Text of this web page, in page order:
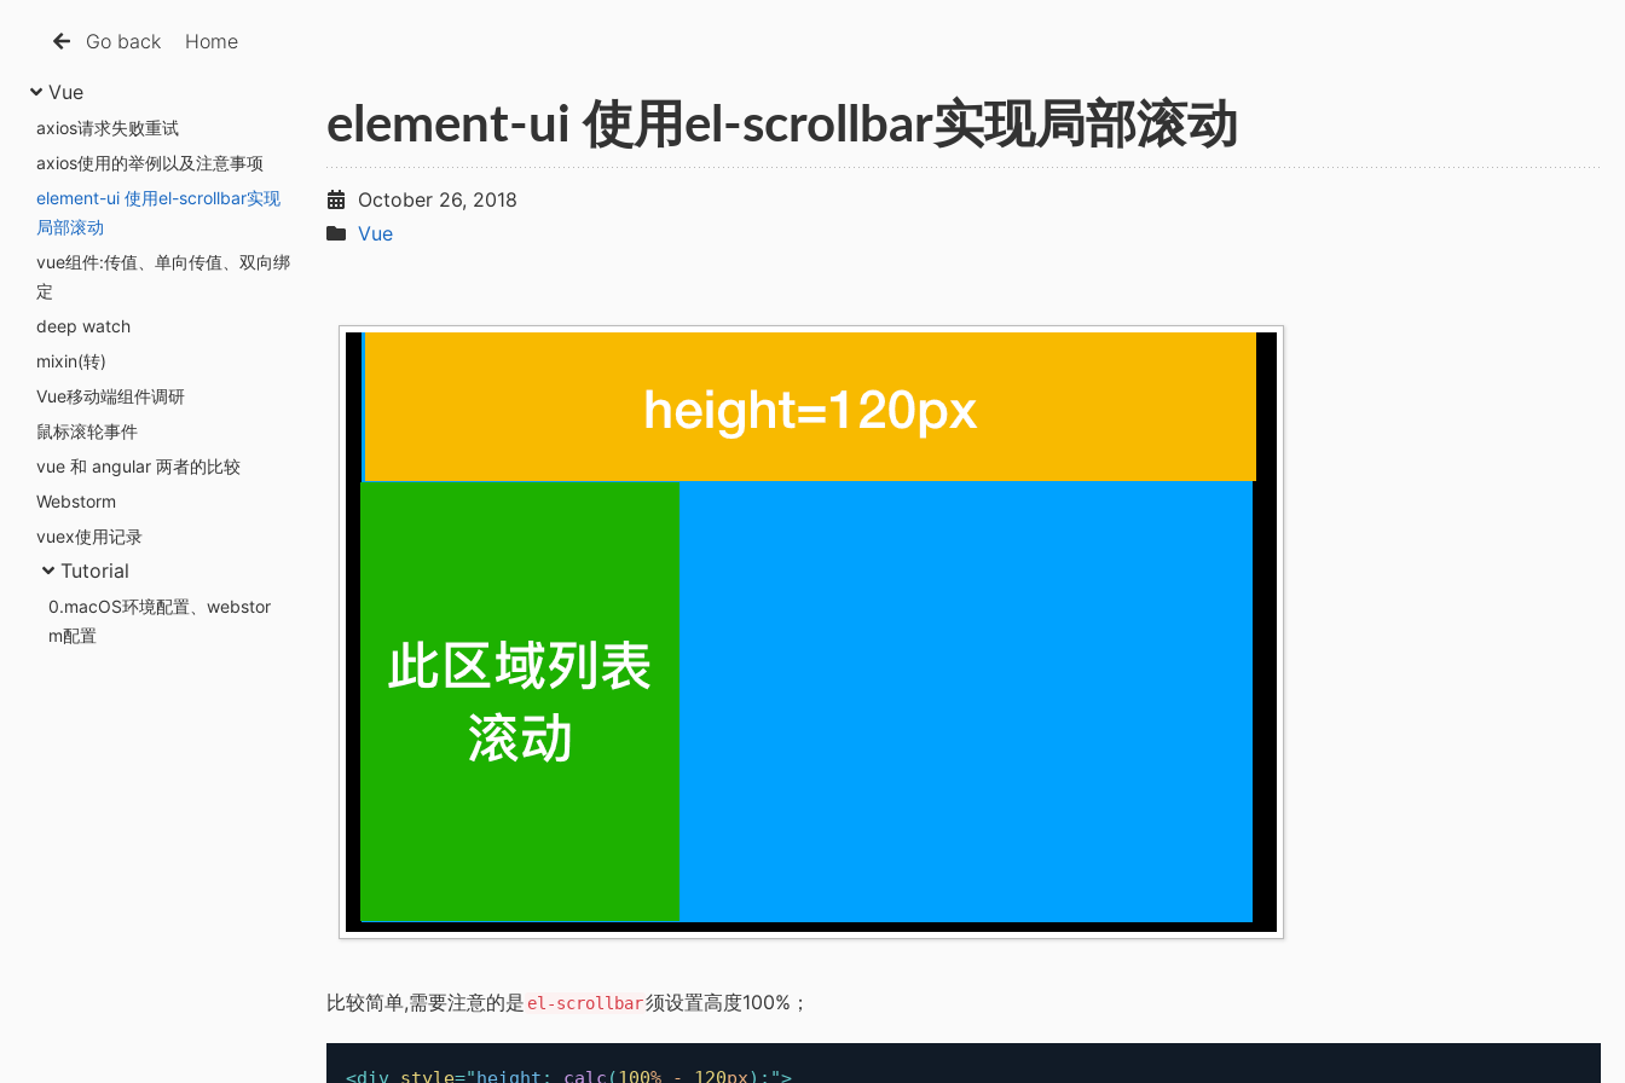
Go back Home
Vue
axios请求失败重试
axios使用的举例以及注意事项
element-ui 使用el-scrollbar实现
局部滚动
vue组件:传值、单向传值、双向绑
定
deep watch
mixin(转)
Vue移动端组件调研
鼠标滚轮事件
vue 和 angular 两者的比较
Webstorm
vuex使用记录
Tutorial
0.macOS环境配置、webstor
m配置
element-ui 使用el-scrollbar实现局部滚动
October 26, 2018
Vue
比较简单,需要注意的是 el-scrollbar须设置高度100%；
<div style="height : calc (100% - 120px) ; ">